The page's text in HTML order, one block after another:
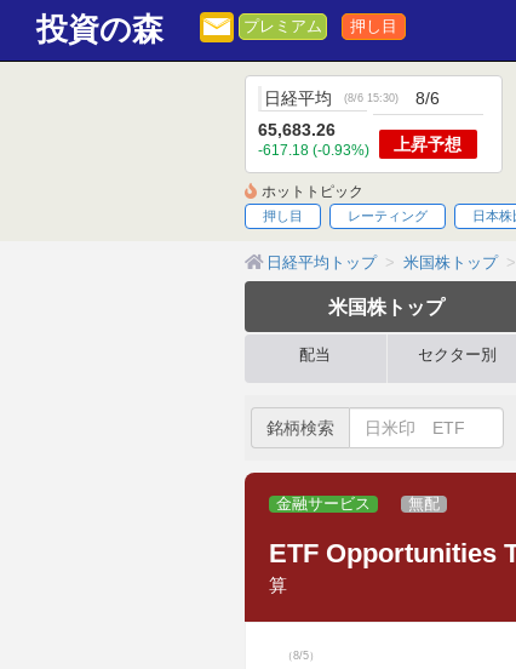
投資の森 プレミアム 押し目
日経平均 (8/6 15:30)
65,683.26
-617.18 (-0.93%)
8/6
上昇予想
ホットトピック
押し目 レーティング 日本株
日経平均トップ 米国株トップ
米国株 トップ
配当 セクター別
銘柄検索
金融サービス 無配
ETF Opportunities
算
（8/5）